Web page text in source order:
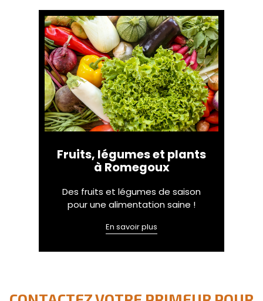
Fruits, légumes et plants
à Romegoux
Des fruits et légumes de saison
pour une alimentation saine !
En savoir plus